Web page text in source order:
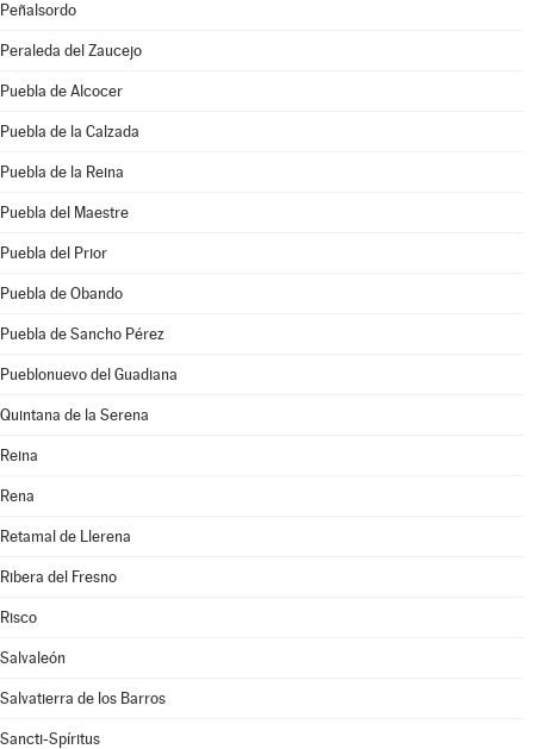
Peñalsordo
Peraleda del Zaucejo
Puebla de Alcocer
Puebla de la Calzada
Puebla de la Reina
Puebla del Maestre
Puebla del Prior
Puebla de Obando
Puebla de Sancho Pérez
Pueblonuevo del Guadiana
Quintana de la Serena
Reina
Rena
Retamal de Llerena
Ribera del Fresno
Risco
Salvaleón
Salvatierra de los Barros
Sancti-Spíritus